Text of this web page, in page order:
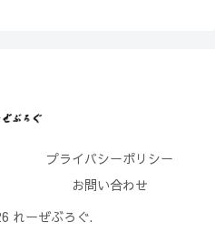
プライバシーポリシー
お問い合わせ
れーぜぶろぐ.